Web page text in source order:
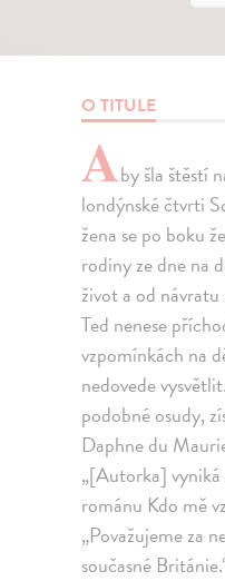
O TITULE
Aby šla štěstí
londýnské čtvrti
žena se po boku
rodiny ze dne na
život a od
Ted nenese
vzpomínkách na
nedovede
podobné osudy,
Daphne du
„[Autorka]
románu Kdo mě
„Považujeme za
současné